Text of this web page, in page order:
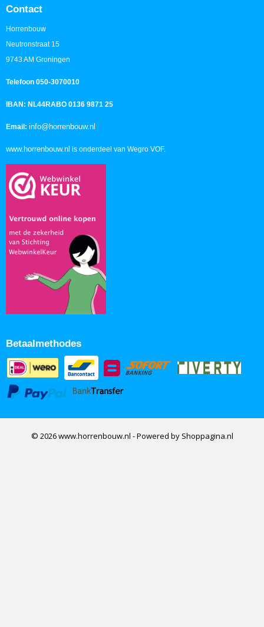
Contact
Horrenbouw
Neutronstraat 15
9743 AM Groningen
Telefoon 050-3070010
IBAN: NL44RABO 0136 9871 25
Email: info@horrenbouw.nl
www.horrenbouw.nl is onderdeel van Wegro VOF.
Betaalmethodes
© 2026 www.horrenbouw.nl - Powered by Shoppagina.nl